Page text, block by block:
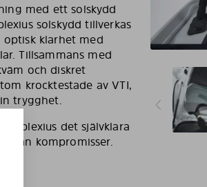
med ett solskydd
solskydd tillverkas
klarhet med
Tillsammans med
och diskret
krocktestade av VTI,
trygghet.
det självklara
utan kompromisser.